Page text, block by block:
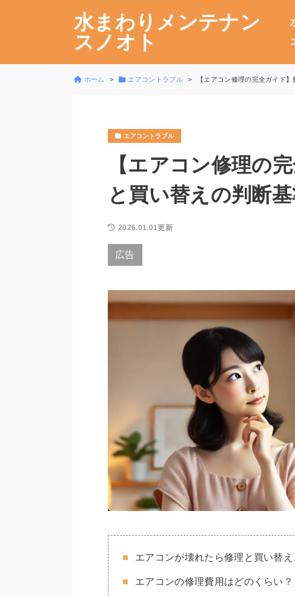
水まわりメンテナン
スノオト
ホーム エアコントラブル 【エアコン修理の完全ガイド
エアコントラブル
【エアコン修理の
と買い替えの判断
2026.01.01更新
広告
エアコンが壊れたら修理と買い替え
エアコンの修理費用はどのくらい？